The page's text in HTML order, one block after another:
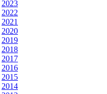
2023
2022
2021
2020
2019
2018
2017
2016
2015
2014